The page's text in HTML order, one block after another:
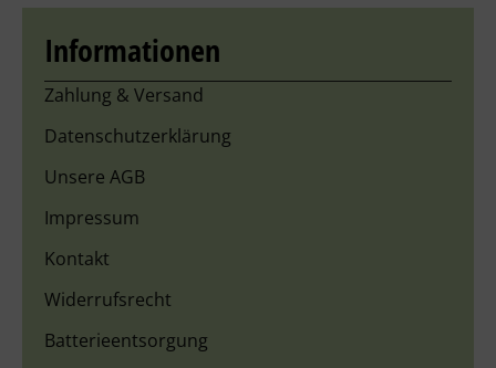
Informationen
Zahlung & Versand
Datenschutzerklärung
Unsere AGB
Impressum
Kontakt
Widerrufsrecht
Batterieentsorgung